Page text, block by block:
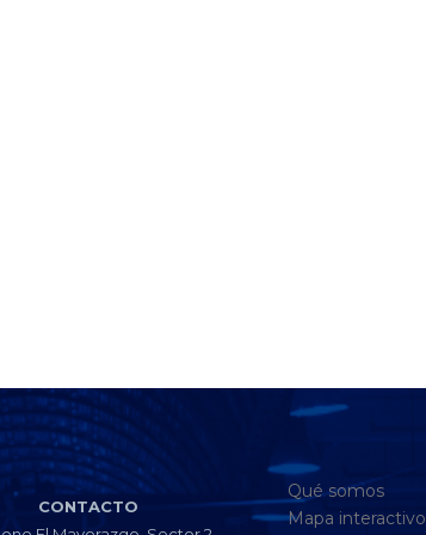
CONTACTO
Qué somos
Mapa interactivo